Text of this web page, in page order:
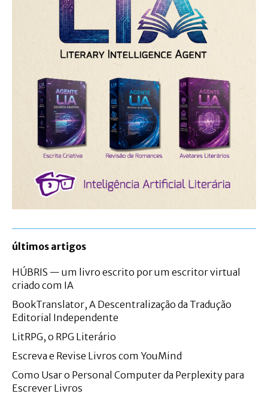
últimos artigos
HÚBRIS — um livro escrito por um escritor virtual
criado com IA
BookTranslator, A Descentralização da Tradução
Editorial Independente
LitRPG, o RPG Literário
Escreva e Revise Livros com YouMind
Como Usar o Personal Computer da Perplexity para
Escrever Livros